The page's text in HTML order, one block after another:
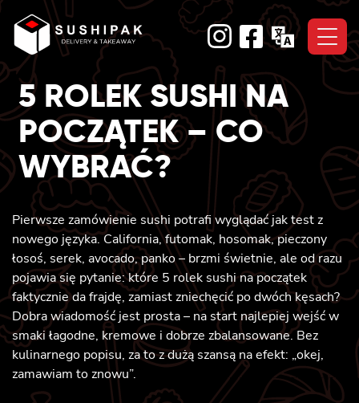
Skip
content
5 ROLEK SUSHI NA
POCZĄTEK – CO
WYBRAĆ?
Pierwsze zamówienie sushi potrafi wyglądać jak test z
nowego języka. California, futomak, hosomak, pieczony
łosoś, serek, avocado, panko – brzmi świetnie, ale od razu
pojawia się pytanie: które 5 rolek sushi na początek
faktycznie da frajdę, zamiast zniechęcić po dwóch kęsach?
Dobra wiadomość jest prosta – na start najlepiej wejść w
smaki łagodne, kremowe i dobrze zbalansowane. Bez
kulinarnego popisu, za to z dużą szansą na efekt: „okej,
zamawiam to znowu”.